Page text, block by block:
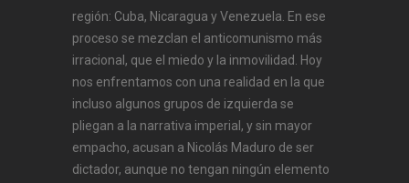
región: Cuba, Nicaragua y Venezuela. En ese
proceso se mezclan el anticomunismo más
irracional, que el miedo y la inmovilidad. Hoy
nos enfrentamos con una realidad en la que
incluso algunos grupos de izquierda se
pliegan a la narrativa imperial, y sin mayor
empacho, acusan a Nicolás Maduro de ser
dictador, aunque no tengan ningún elemento